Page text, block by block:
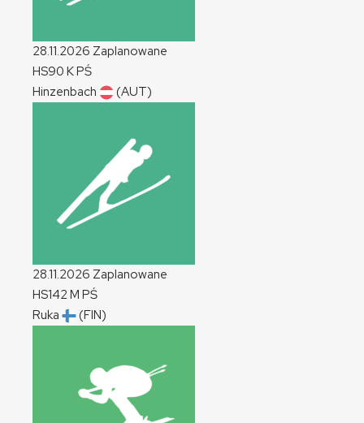
28.11.2026 Zaplanowane
HS90 KPŚ
Hinzenbach
(AUT)
28.11.2026 Zaplanowane
HS142M PŚ
Ruka
(FIN)